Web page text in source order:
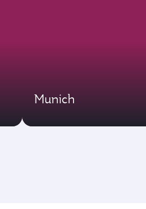
Munich